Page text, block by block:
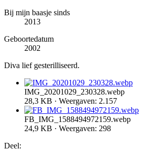
Bij mijn baasje sinds
2013
Geboortedatum
2002
Diva lief gesterilliseerd.
IMG_20201029_230328.webp
28,3 KB · Weergaven: 2.157
FB_IMG_1588494972159.webp
24,9 KB · Weergaven: 298
Deel: